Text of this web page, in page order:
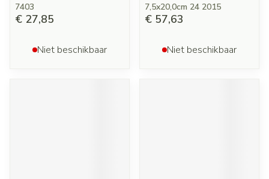
7403
€ 27,85
Niet beschikbaar
7,5x20,0cm 24 2015
€ 57,63
Niet beschikbaar